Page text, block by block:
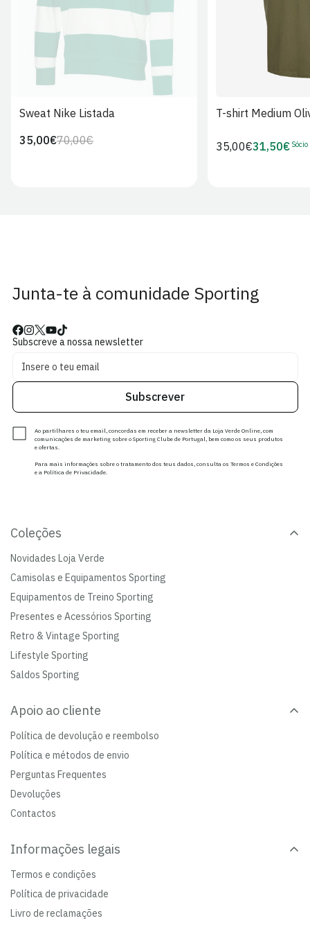
Sweat Nike Listada
Preço
70,00€Preço
35,00€
T-shirt Medium
Preço
35,00€Preço
31,50€ Sócio
Junta-te à comunidade Sporting
Subscreve a nossa newsletter
Subscrever
Ao partilhares o teu email, concordas em receber a newsletter da Loja Verde Online, com
comunicações de marketing sobre o Sporting Clube de Portugal, bem como os seus produtos
e ofertas.
Para mais informações sobre o tratamento dos teus dados, consulta os Termos e Condições
e a Política de Privacidade.
Coleções
Novidades Loja Verde
Camisolas e Equipamentos Sporting
Equipamentos de Treino Sporting
Presentes e Acessórios Sporting
Retro & Vintage Sporting
Lifestyle Sporting
Saldos Sporting
Apoio ao cliente
Política de devolução e reembolso
Política e métodos de envio
Perguntas Frequentes
Devoluções
Contactos
Informações legais
Termos e condições
Política de privacidade
Livro de reclamações